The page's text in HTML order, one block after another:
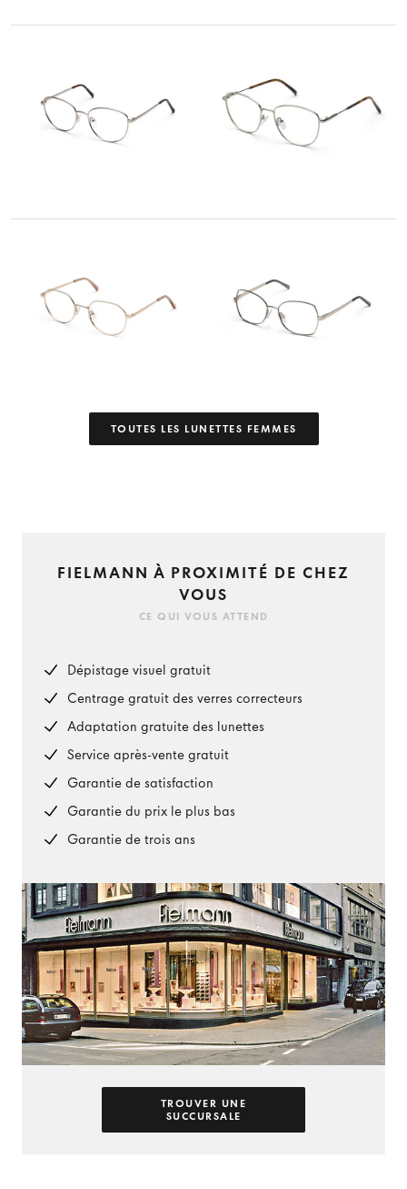
TOUTES LES LUNETTES FEMMES
FIELMANN À PROXIMITÉ DE CHEZ
VOUS
CE QUI VOUS ATTEND
Dépistage visuel gratuit
Centrage gratuit des verres correcteurs
Adaptation gratuite des lunettes
Service après-vente gratuit
Garantie de satisfaction
Garantie du prix le plus bas
Garantie de trois ans
TROUVER UNE
SUCCURSALE